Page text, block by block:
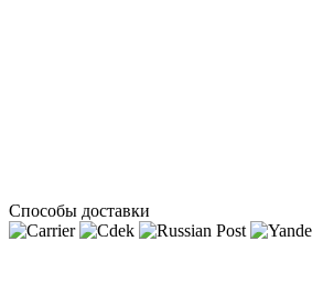
Способы доставки